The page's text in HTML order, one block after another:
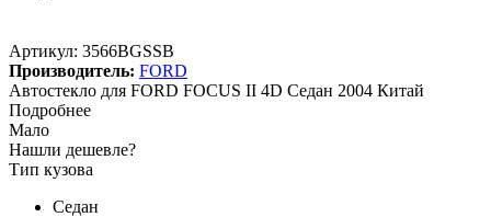
Артикул: 3566BGSSB
Производитель: FORD
Автостекло для FORD FOCUS II 4D Седан 2004 Китай
Подробнее
Мало
Нашли дешевле?
Тип кузова
Седан